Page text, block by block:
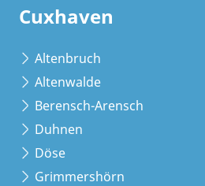
Cuxhaven
Altenbruch
Altenwalde
Berensch-Arensch
Duhnen
Döse
Grimmershörn